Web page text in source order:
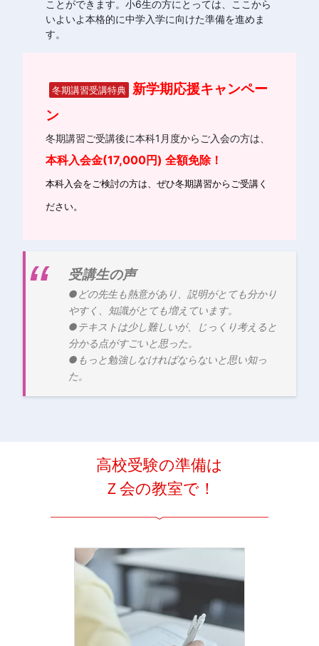
ことができます。小6生の方にとっては、ここから
いよいよ本格的に中学入学に向けた準備を進めま
す。
冬期講習受講特典 新学期応援キャンペー
ン
冬期講習ご受講後に本科1月度からご入会の方は、
本科入会金(17,000円) 全額免除！
本科入会をご検討の方は、ぜひ冬期講習からご受講く
ださい。
受講生の声
●どの先生も熱意があり、説明がとても分かり
やすく、知識がとても増えています。
●テキストは少し難しいが、じっくり考えると
分かる点がすごいと思った。
●もっと勉強しなければならないと思い知っ
た。
高校受験の準備は
Ｚ会の教室で！